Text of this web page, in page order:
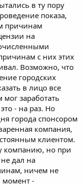
в ту пору
показа,
причинам
на
с них этих
Возможно, что
городских
в лицо все
заработать
- на раз. Но
города спонсором
компания,
клиентом.
компанию, но при
дал на
ничем не
момент -